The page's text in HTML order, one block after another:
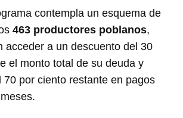
contempla un esquema de
463 productores poblanos,
acceder a un descuento del 30
el monto total de su deuda y
70 por ciento restante en pagos